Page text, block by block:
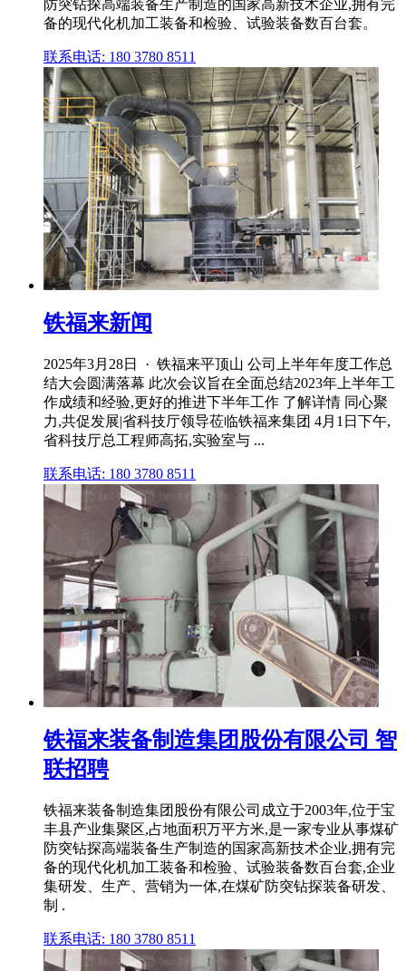
防突钻探高端装备生产制造的国家高新技术企业,拥有完
备的现代化机加工装备和检验、试验装备数百台套。
联系电话: 180 3780 8511
铁福来新闻
2025年3月28日 · 铁福来平顶山 公司上半年年度工作总
结大会圆满落幕 此次会议旨在全面总结2023年上半年工
作成绩和经验,更好的推进下半年工作 了解详情 同心聚
力,共促发展|省科技厅领导莅临铁福来集团 4月1日下午,
省科技厅总工程师高拓,实验室与 ...
联系电话: 180 3780 8511
铁福来装备制造集团股份有限公司 智
联招聘
铁福来装备制造集团股份有限公司成立于2003年,位于宝
丰县产业集聚区,占地面积万平方米,是一家专业从事煤矿
防突钻探高端装备生产制造的国家高新技术企业,拥有完
备的现代化机加工装备和检验、试验装备数百台套,企业
集研发、生产、营销为一体,在煤矿防突钻探装备研发、
制 .
联系电话: 180 3780 8511